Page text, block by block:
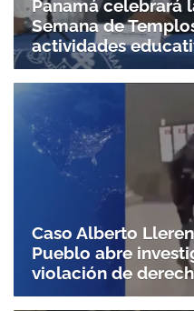
Panamá celebrará
Semana de
actividades
Caso Alberto
Pueblo abre
violación de